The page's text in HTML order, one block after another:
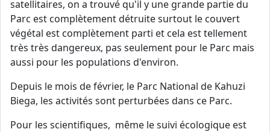
satellitaires, on a trouvé qu'il y une grande partie du
Parc est complètement détruite surtout le couvert
végétal est complètement parti et cela est tellement
très très dangereux, pas seulement pour le Parc mais
aussi pour les populations d'environ.
Depuis le mois de février, le Parc National de Kahuzi
Biega, les activités sont perturbées dans ce Parc.
Pour les scientifiques, même le suivi écologique est